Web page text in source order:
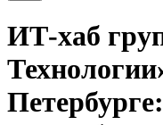
ИТ-хаб